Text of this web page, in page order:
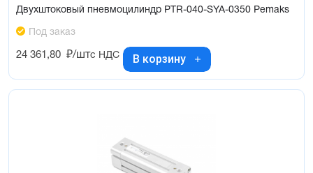
Двухштоковый пневмоцилиндр PTR-040-SYA-0350 Pemaks
Под заказ
24 361,80 ₽/штс НДС В корзину